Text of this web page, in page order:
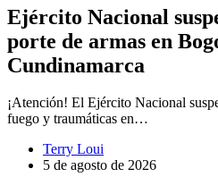
Ejército Nacional
porte de armas en
Cundinamarca
¡Atención! El Ejército Nacional
fuego y traumáticas en…
Terry Loui
5 de agosto de 2026